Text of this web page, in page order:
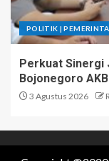
POLITIK |
Perkuat Sinergi
Bojonegoro
3 Agustus 2026